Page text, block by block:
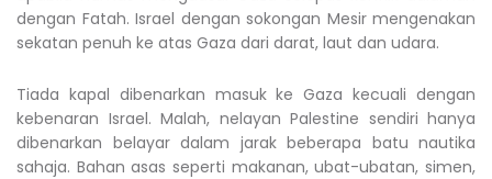
dengan Fatah. Israel dengan sokongan Mesir mengenakan
sekatan penuh ke atas Gaza dari darat, laut dan udara.
Tiada kapal dibenarkan masuk ke Gaza kecuali dengan
kebenaran Israel. Malah, nelayan Palestine sendiri hanya
dibenarkan belayar dalam jarak beberapa batu nautika
sahaja. Bahan asas seperti makanan, ubat-ubatan, simen,